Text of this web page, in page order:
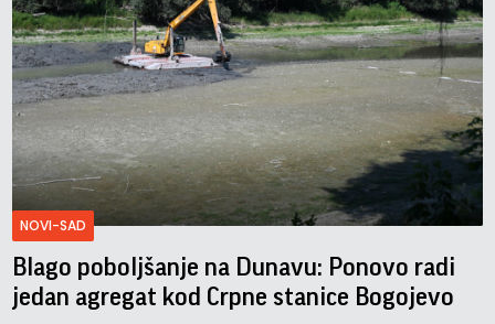
NOVI-SAD
Blago poboljšanje na Dunavu: Ponovo radi
jedan agregat kod Crpne stanice Bogojevo